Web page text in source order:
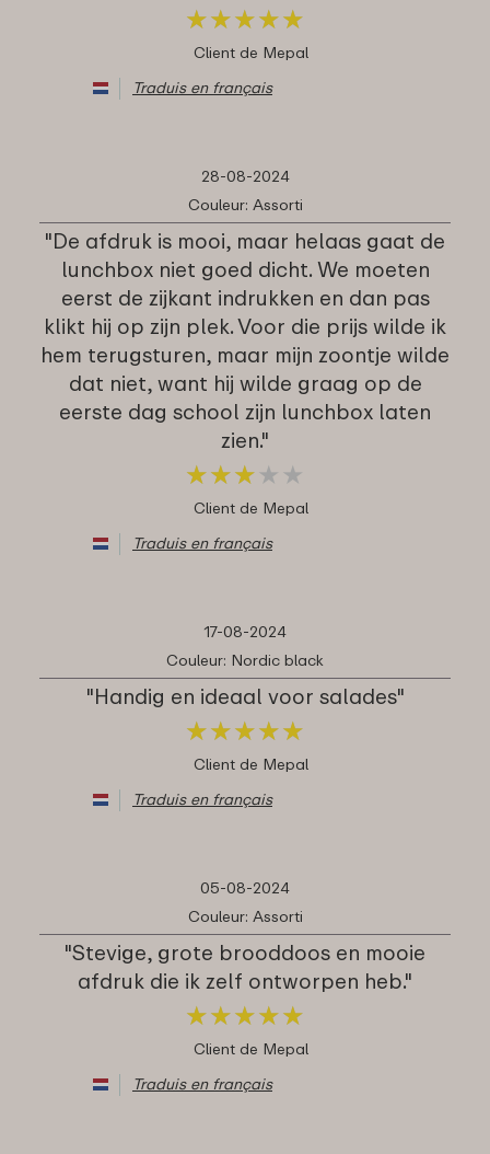
★★★★★
★★★★★
Client de Mepal
Traduis en français
28-08-2024
Couleur: Assorti
"De afdruk is mooi, maar helaas gaat de
lunchbox niet goed dicht. We moeten
eerst de zijkant indrukken en dan pas
klikt hij op zijn plek. Voor die prijs wilde ik
hem terugsturen, maar mijn zoontje wilde
dat niet, want hij wilde graag op de
eerste dag school zijn lunchbox laten
zien."
★★★ ★ ★
★★★ ★ ★
Client de Mepal
Traduis en français
17-08-2024
Couleur: Nordic black
"Handig en ideaal voor salades"
★★★★★
★★★★★
Client de Mepal
Traduis en français
05-08-2024
Couleur: Assorti
"Stevige, grote brooddoos en mooie
afdruk die ik zelf ontworpen heb."
★★★★★
★★★★★
Client de Mepal
Traduis en français